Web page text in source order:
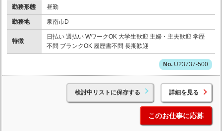
勤務形態 昼勤
勤務地 泉南市D
特徴
日払い 週払い WワークOK 大学生歓迎 主婦・主夫歓迎 学歴
不問 ブランクOK 履歴書不問 長期歓迎
U23737-500
検討中リストに保存する 詳細を見る
このお仕事に応募